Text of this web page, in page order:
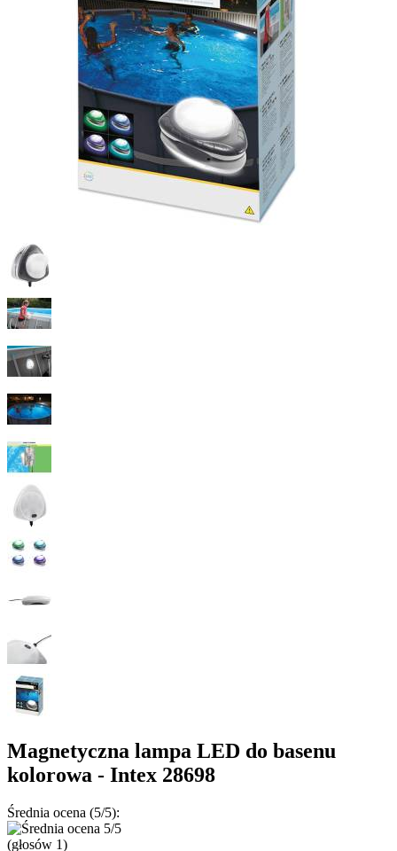
Magnetyczna lampa LED do basenu
kolorowa - Intex 28698
Średnia ocena (5/5):
(głosów 1)